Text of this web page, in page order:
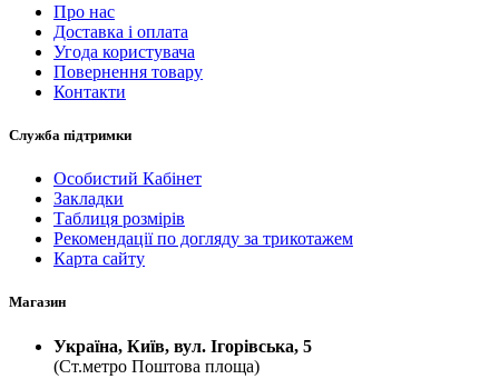
Про нас
Доставка і оплата
Угода користувача
Повернення товару
Контакти
Служба підтримки
Особистий Кабінет
Закладки
Таблиця розмірів
Рекомендації по догляду за трикотажем
Карта сайту
Магазин
Україна, Київ, вул. Ігорівська, 5
(Ст.метро Поштова площа)